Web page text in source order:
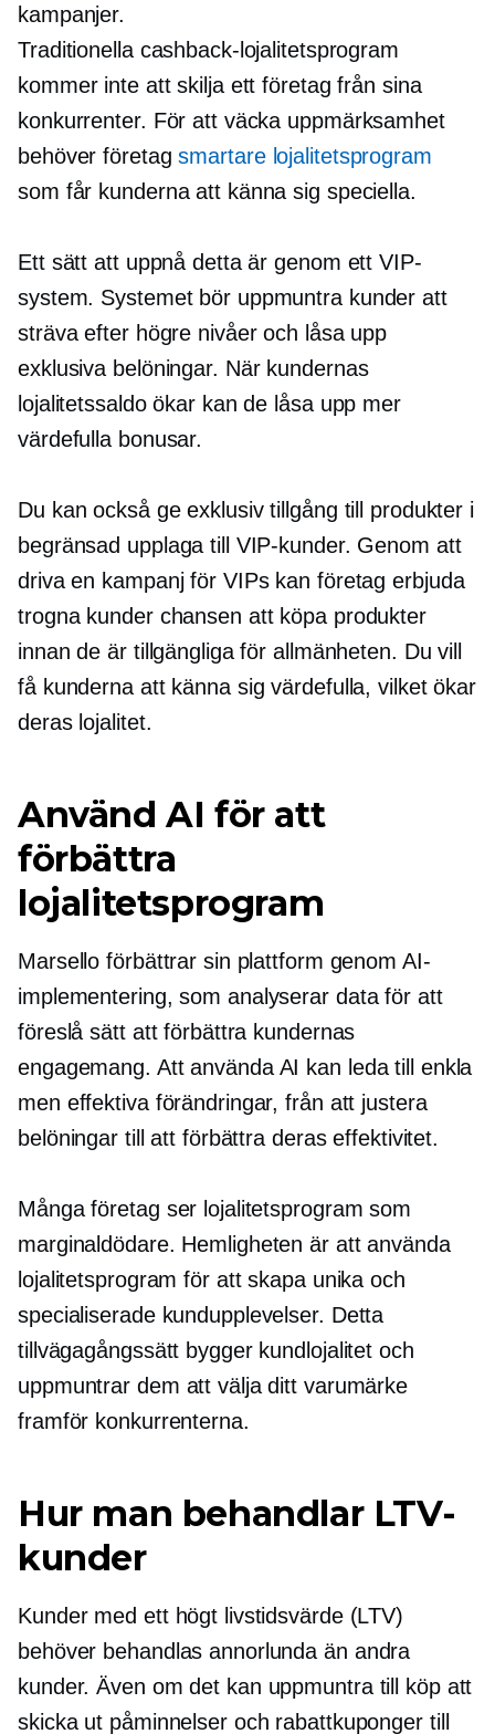
kampanjer.
Traditionella cashback-lojalitetsprogram
kommer inte att skilja ett företag från sina
konkurrenter. För att väcka uppmärksamhet
behöver företagsmartare lojalitetsprogram
som får kunderna att känna sig speciella.
Ett sätt att uppnå detta är genom ett VIP-
system. Systemet bör uppmuntra kunder att
sträva efter högre nivåer och låsa upp
exklusiva belöningar. När kundernas
lojalitetssaldo ökar kan de låsa upp mer
värdefulla bonusar.
Du kan också ge exklusiv tillgång till produkter i
begränsad upplaga till VIP-kunder. Genom att
driva en kampanj för VIPs kan företag erbjuda
trogna kunder chansen att köpa produkter
innan de är tillgängliga för allmänheten. Du vill
få kunderna att känna sig värdefulla, vilket ökar
deras lojalitet.
Använd AI för att
förbättra
lojalitetsprogram
Marsello förbättrar sin plattform genom AI-
implementering, som analyserar data för att
föreslå sätt att förbättra kundernas
engagemang. Att använda AI kan leda till enkla
men effektiva förändringar, från att justera
belöningar till att förbättra deras effektivitet.
Många företag ser lojalitetsprogram som
marginaldödare. Hemligheten är att använda
lojalitetsprogram för att skapa unika och
specialiserade kundupplevelser. Detta
tillvägagångssätt bygger kundlojalitet och
uppmuntrar dem att välja ditt varumärke
framför konkurrenterna.
Hur man behandlar LTV-
kunder
Kunder med ett högt livstidsvärde (LTV)
behöver behandlas annorlunda än andra
kunder. Även om det kan uppmuntra till köp att
skicka ut påminnelser och rabattkuponger till